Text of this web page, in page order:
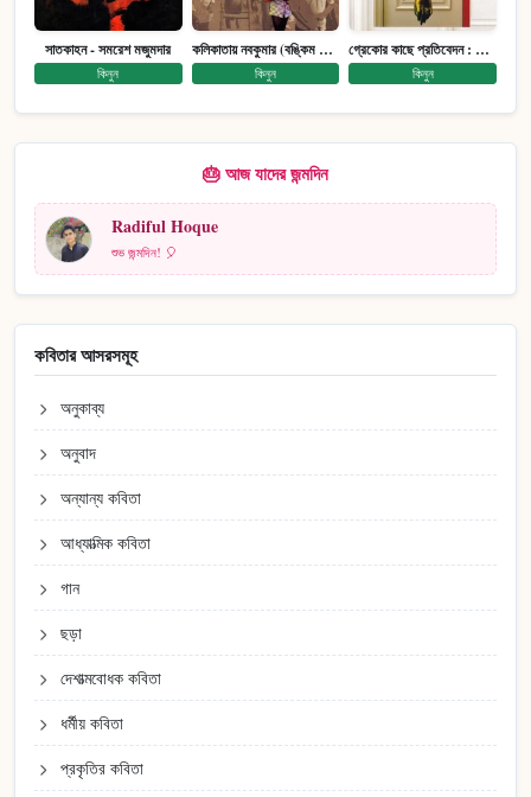
সাতকাহন - সমরেশ মজুমদার
কিনুন
কলিকাতায় নবকুমার (বঙ্কিম পুরষ্কারে সম্মানিত)(মানবিক মেগা উপন্যাস)
কিনুন
গ্রেকোর কাছে প্রতিবেদন : আত্মজীবনী
কিনুন
🎂 আজ যাদের জন্মদিন
Radiful Hoque
শুভ জন্মদিন! 🎈
কবিতার আসরসমূহ
অনুকাব্য
অনুবাদ
অন্যান্য কবিতা
আধ্যাত্মিক কবিতা
গান
ছড়া
দেশাত্মবোধক কবিতা
ধর্মীয় কবিতা
প্রকৃতির কবিতা